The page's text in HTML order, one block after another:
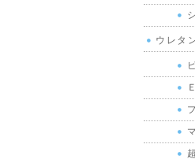
ウレタ